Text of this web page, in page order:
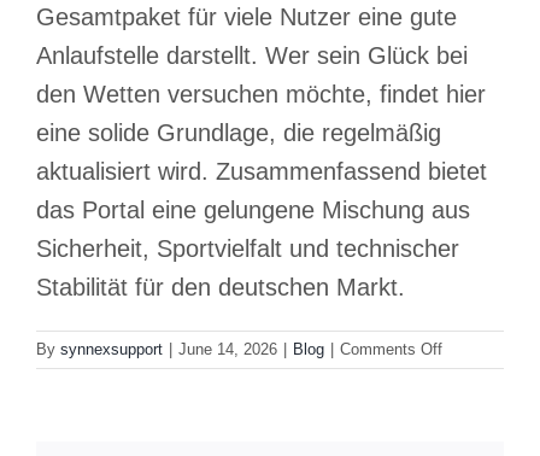
Gesamtpaket für viele Nutzer eine gute
Anlaufstelle darstellt. Wer sein Glück bei
den Wetten versuchen möchte, findet hier
eine solide Grundlage, die regelmäßig
aktualisiert wird. Zusammenfassend bietet
das Portal eine gelungene Mischung aus
Sicherheit, Sportvielfalt und technischer
Stabilität für den deutschen Markt.
By synnexsupport June 14, 2026 Blog Comments Offon
Erfahrungen